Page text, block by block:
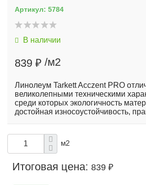
Артикул: 5784
В наличии
839 ₽ /м2
Линолеум Tarkett Acczent PRO
великолепными техническими
среди которых экологичность
достойная износоустойчивость,
м2
Итоговая цена: 839 ₽